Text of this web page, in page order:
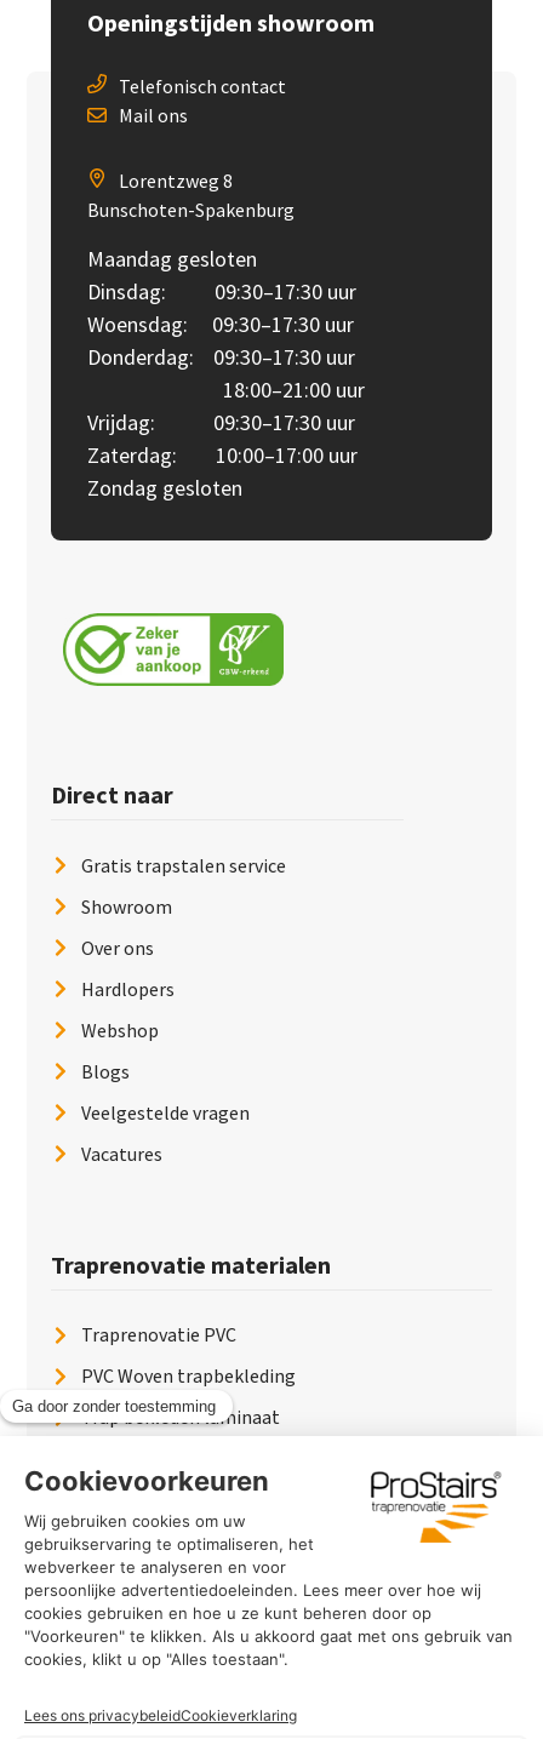
Openingstijden showroom
Telefonisch contact
Mail ons
Lorentzweg 8
Bunschoten-Spakenburg
Maandag gesloten
Dinsdag: 09:30–17:30 uur
Woensdag: 09:30–17:30 uur
Donderdag: 09:30–17:30 uur
18:00–21:00 uur
Vrijdag: 09:30–17:30 uur
Zaterdag: 10:00–17:00 uur
Zondag gesloten
Direct naar
Gratis trapstalen service
Showroom
Over ons
Hardlopers
Webshop
Blogs
Veelgestelde vragen
Vacatures
Traprenovatie materialen
Traprenovatie PVC
PVC Woven trapbekleding
Trap bekleden laminaat
Traptreden beton
Traptreden leer
PaintWood
Trapverlichting
PVC Vloer
Marmerlook trap